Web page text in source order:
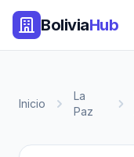
BoliviaHub
Inicio
La
Paz